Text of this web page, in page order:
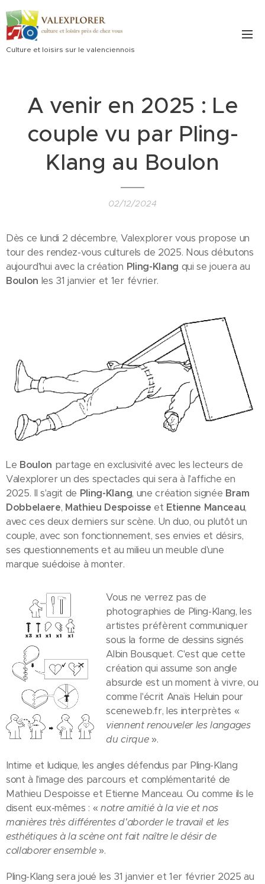
Culture et loisirs sur le valenciennois
A venir en 2025 : Le
couple vu par Pling-
Klang au Boulon
02/12/2024
Dès ce lundi 2 décembre, Valexplorer vous propose un
tour des rendez-vous culturels de 2025. Nous débutons
aujourd'hui avec la création Pling-Klang qui se jouera au
Boulon les 31 janvier et 1er février.
Le Boulon partage en exclusivité avec les lecteurs de
Valexplorer un des spectacles qui sera à l'affiche en
2025. Il s'agit de Pling-Klang, une création signée Bram
Dobbelaere, Mathieu Despoisse et Etienne Manceau,
avec ces deux derniers sur scène. Un duo, ou plutôt un
couple, avec son fonctionnement, ses envies et désirs,
ses questionnements et au milieu un meuble d'une
marque suédoise à monter.
Vous ne verrez pas de
photographies de Pling-Klang, les
artistes préfèrent communiquer
sous la forme de dessins signés
Albin Bousquet. C'est que cette
création qui assume son angle
absurde est un moment à vivre, ou
comme l'écrit Anaïs Heluin pour
sceneweb.fr, les interprètes «
viennent renouveler les langages
du cirque».
Intime et ludique, les angles défendus par Pling-Klang
sont à l'image des parcours et complémentarité de
Mathieu Despoisse et Etienne Manceau. Ou comme ils le
disent eux-mêmes : «notre amitié à la vie et nos
manières très différentes d'aborder le travail et les
esthétiques à la scène ont fait naître le désir de
collaborer ensemble».
Pling-Klang sera joué les 31 janvier et 1er février 2025 au